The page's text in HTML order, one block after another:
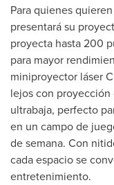
Para quienes
presentará su
proyecta hasta 200
para mayor
miniproyector láser
lejos con
ultrabaja, perfecto
en un campo de
de semana. Con
cada espacio se
entretenimiento.